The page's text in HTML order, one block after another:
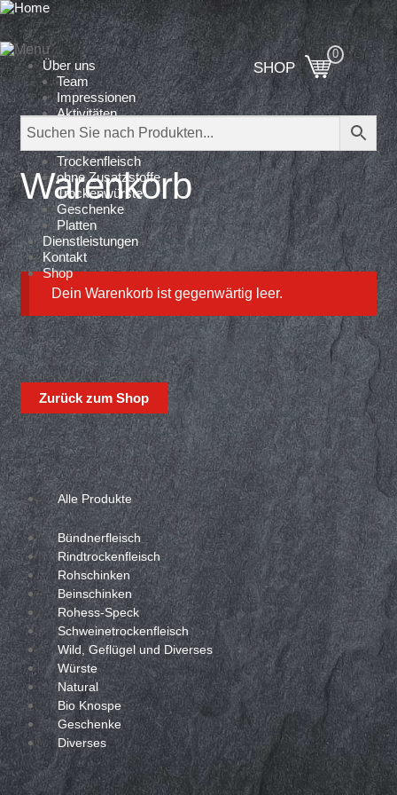
SHOP
Über uns
Team
Impressionen
Aktivitäten
Produktion
Trockenfleisch
ohne Zusatzstoffe
Trockenwürste
Geschenke
Platten
Dienstleistungen
Kontakt
Shop
Warenkorb
Dein Warenkorb ist gegenwärtig leer.
Zurück zum Shop
Alle Produkte
Bündnerfleisch
Rindtrockenfleisch
Rohschinken
Beinschinken
Rohess-Speck
Schweinetrockenfleisch
Wild, Geflügel und Diverses
Würste
Natural
Bio Knospe
Geschenke
Diverses